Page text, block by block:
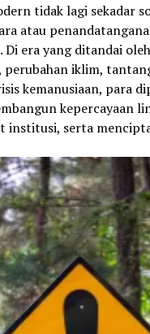
tidak lagi sekadar
atau
era yang ditandai
iklim,
kemanusiaan, para
kepercayaan
institusi, serta